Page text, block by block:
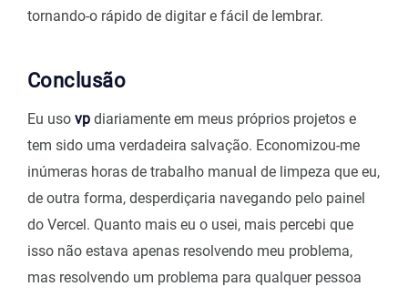
tornando-o rápido de digitar e fácil de lembrar.
Conclusão
Eu uso vp diariamente em meus próprios projetos e
tem sido uma verdadeira salvação. Economizou-me
inúmeras horas de trabalho manual de limpeza que eu,
de outra forma, desperdiçaria navegando pelo painel
do Vercel. Quanto mais eu o usei, mais percebi que
isso não estava apenas resolvendo meu problema,
mas resolvendo um problema para qualquer pessoa